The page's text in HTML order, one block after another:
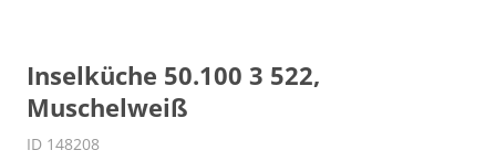
Inselküche 50.100 3 522,
Muschelweiß
ID 148208